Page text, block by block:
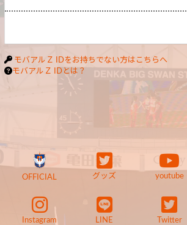
モバアルＺ IDをお持ちでない方はこちらへ
モバアルＺ IDとは？
OFFICIAL グッズ youtube
Instagram LINE Twitter